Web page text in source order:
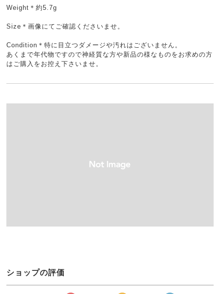
Weight＊約5.7g
Size＊画像にてご確認くださいませ。
Condition＊特に目立つダメージや汚れはございません。
あくまで年代物ですので神経質な方や新品の様なものをお求めの方
はご購入をお控え下さいませ。
ショップの評価